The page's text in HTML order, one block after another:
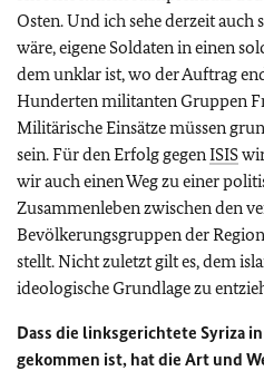
Osten. Und ich sehe derzeit auch
wäre, eigene Soldaten in einen
dem unklar ist, wo der Auftrag
Hunderten militanten Gruppen
Militärische Einsätze müssen
sein. Für den Erfolg gegenISIS
wir auch einen Weg zu einer
Zusammenleben zwischen den
Bevölkerungsgruppen der
stellt. Nicht zuletzt gilt es, dem
ideologische Grundlage zu
Dass die linksgerichtete Syriza
gekommen ist, hat die Art und